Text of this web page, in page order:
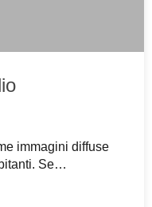
immagini diffuse
Se…